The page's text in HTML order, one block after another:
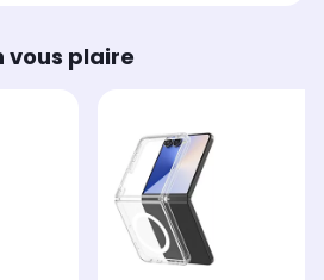
vous plaire